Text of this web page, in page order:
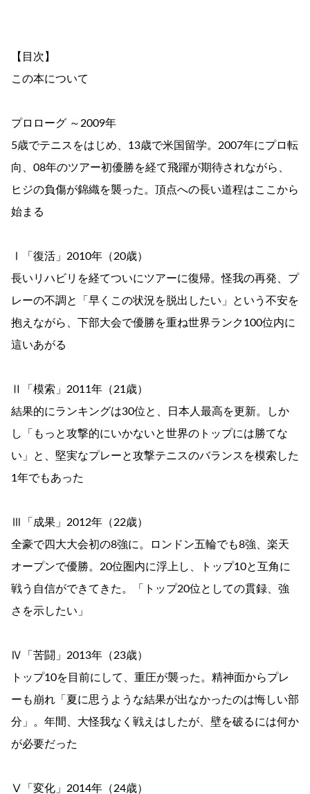
【目次】
この本について
プロローグ ～2009年
5歳でテニスをはじめ、13歳で米国留学。2007年にプロ転
向、08年のツアー初優勝を経て飛躍が期待されながら、
ヒジの負傷が錦織を襲った。頂点への長い道程はここから
始まる
Ⅰ「復活」2010年（20歳）
長いリハビリを経てついにツアーに復帰。怪我の再発、プ
レーの不調と「早くこの状況を脱出したい」という不安を
抱えながら、下部大会で優勝を重ね世界ランク100位内に
這いあがる
Ⅱ「模索」2011年（21歳）
結果的にランキングは30位と、日本人最高を更新。しか
し「もっと攻撃的にいかないと世界のトップには勝てな
い」と、堅実なプレーと攻撃テニスのバランスを模索した
1年でもあった
Ⅲ「成果」2012年（22歳）
全豪で四大大会初の8強に。ロンドン五輪でも8強、楽天
オープンで優勝。20位圏内に浮上し、トップ10と互角に
戦う自信ができてきた。「トップ20位としての貫録、強
さを示したい」
Ⅳ「苦闘」2013年（23歳）
トップ10を目前にして、重圧が襲った。精神面からプレ
ーも崩れ「夏に思うような結果が出なかったのは悔しい部
分」。年間、大怪我なく戦えはしたが、壁を破るには何か
が必要だった
Ⅴ「変化」2014年（24歳）